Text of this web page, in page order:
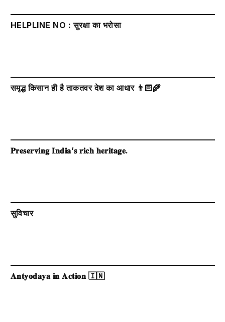
HELPLINE NO : सुरक्षा का भरोसा
समृद्ध किसान ही है ताकतवर देश का आधार 👨🏻‍🌾
𝐏𝐫𝐞𝐬𝐞𝐫𝐯𝐢𝐧𝐠 𝐈𝐧𝐝𝐢𝐚’𝐬 𝐫𝐢𝐜𝐡 𝐡𝐞𝐫𝐢𝐭𝐚𝐠𝐞.
सुविचार
𝐀𝐧𝐭𝐲𝐨𝐝𝐚𝐲𝐚 𝐢𝐧 𝐀𝐜𝐭𝐢𝐨𝐧 🇮🇳